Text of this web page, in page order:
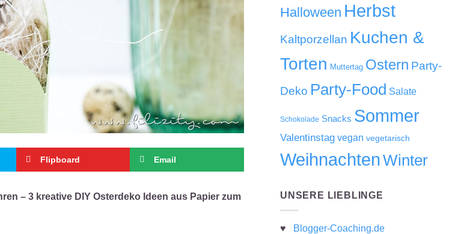
Flipboard Email
– 3 kreative DIY Osterdeko Ideen aus Papier zum
Halloween Herbst
Kaltporzellan Kuchen &
Torten Muttertag Ostern Party-
Deko Party-Food Salate
Schokolade Snacks Sommer
Valentinstag vegan vegetarisch
WeihnachtenWinter
UNSERE LIEBLINGE
♥
Blogger-Coaching.de